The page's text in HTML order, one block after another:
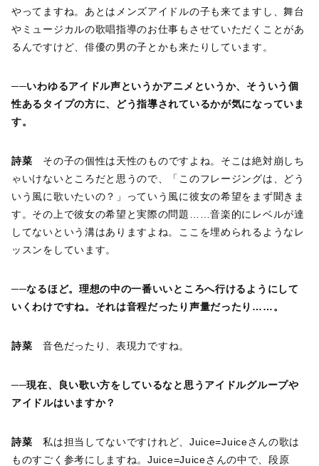
やってますね。あとはメンズアイドルの子も来てますし、舞台
やミュージカルの歌唱指導のお仕事もさせていただくことがあ
るんですけど、俳優の男の子とかも来たりしています。
──いわゆるアイドル声というかアニメというか、そういう個
性あるタイプの方に、どう指導されているかが気になっていま
す。
詩菜 その子の個性は天性のものですよね。そこは絶対崩しち
ゃいけないところだと思うので、「このフレージングは、どう
いう風に歌いたいの？」っていう風に彼女の希望をまず聞きま
す。その上で彼女の希望と実際の問題……音楽的にレベルが達
してないという溝はありますよね。ここを埋められるようなレ
ッスンをしています。
──なるほど。理想の中の一番いいところへ行けるようにして
いくわけですね。それは音程だったり声量だったり……。
詩菜 音色だったり、表現力ですね。
──現在、良い歌い方をしているなと思うアイドルグループや
アイドルはいますか？
詩菜 私は担当してないですけれど、Juice=Juiceさんの歌は
ものすごく参考にしますね。Juice=Juiceさんの中で、段原